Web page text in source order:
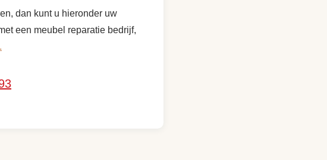
dan kunt u hieronder uw
een meubel reparatie bedrijf,